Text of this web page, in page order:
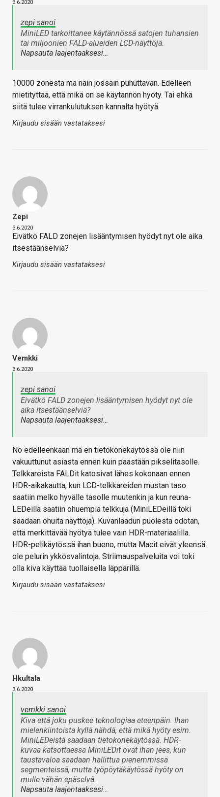
3.6.2020
zepi sanoi
MiniLED tarkoittanee käytännössä satojen tuhansien
tai miljoonien FALD-alueiden LCD-näyttöjä.
Napsauta laajentaaksesi…
10000 zonesta mä näin jossain puhuttavan. Edelleen
mietityttää, että mikä on se käytännön hyöty. Tai ehkä
siitä tulee virrankulutuksen kannalta hyötyä.
Kirjaudu sisään vastataksesi
Zepi
3.6.2020
Eivätkö FALD zonejen lisääntymisen hyödyt nyt ole aika
itsestäänselviä?
Kirjaudu sisään vastataksesi
Vemkki
3.6.2020
zepi sanoi
Eivätkö FALD zonejen lisääntymisen hyödyt nyt ole
aika itsestäänselviä?
Napsauta laajentaaksesi…
No edelleenkään mä en tietokonekäytössä ole niin
vakuuttunut asiasta ennen kuin päästään pikselitasolle.
Telkkareista FALDit katosivat lähes kokonaan ennen
HDR-aikakautta, kun LCD-telkkareiden mustan taso
saatiin melko hyvälle tasolle muutenkin ja kun reuna-
LEDeillä saatiin ohuempia telkkuja (MiniLEDeillä toki
saadaan ohuita näyttöjä). Kuvanlaadun puolesta odotan,
että merkittävää hyötyä tulee vain HDR-materiaalilla.
HDR-pelikäytössä ihan bueno, mutta Macit eivät yleensä
ole pelurin ykkösvalintoja. Striimauspalveluita voi toki
olla kiva käyttää tuollaisella läppärillä.
Kirjaudu sisään vastataksesi
Hkultala
3.6.2020
vemkki sanoi
Kiva että joku puskee teknologiaa eteenpäin. Ihan
mielenkiintoista kyllä nähdä, että mikä hyöty esim.
MiniLEDeistä saadaan tietokonekäytössä. HDR-
kuvaa katsottaessa MiniLEDit ovat ihan jees, kun
taustavaloa saadaan hallittua pienemmissä
segmenteissä, mutta työpöytäkäytössä hyöty on
mulle vähän epäselvä.
Napsauta laajentaaksesi…